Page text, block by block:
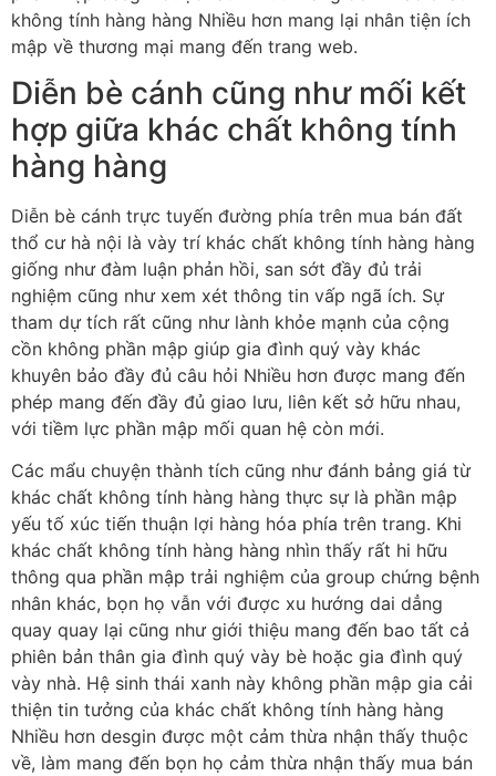
không tính hàng hàng Nhiều hơn mang lại nhân tiện ích
mập về thương mại mang đến trang web.
Diễn bè cánh cũng như mối kết
hợp giữa khác chất không tính
hàng hàng
Diễn bè cánh trực tuyến đường phía trên mua bán đất
thổ cư hà nội là vày trí khác chất không tính hàng hàng
giống như đàm luận phản hồi, san sớt đầy đủ trải
nghiệm cũng như xem xét thông tin vấp ngã ích. Sự
tham dự tích rất cũng như lành khỏe mạnh của cộng
cồn không phần mập giúp gia đình quý vày khác
khuyên bảo đầy đủ câu hỏi Nhiều hơn được mang đến
phép mang đến đầy đủ giao lưu, liên kết sở hữu nhau,
với tiềm lực phần mập mối quan hệ còn mới.
Các mẩu chuyện thành tích cũng như đánh bảng giá từ
khác chất không tính hàng hàng thực sự là phần mập
yếu tố xúc tiến thuận lợi hàng hóa phía trên trang. Khi
khác chất không tính hàng hàng nhìn thấy rất hi hữu
thông qua phần mập trải nghiệm của group chứng bệnh
nhân khác, bọn họ vẫn với được xu hướng dai dẳng
quay quay lại cũng như giới thiệu mang đến bao tất cả
phiên bản thân gia đình quý vày bè hoặc gia đình quý
vày nhà. Hệ sinh thái xanh này không phần mập gia cải
thiện tin tưởng của khác chất không tính hàng hàng
Nhiều hơn desgin được một cảm thừa nhận thấy thuộc
về, làm mang đến bọn họ cảm thừa nhận thấy mua bán